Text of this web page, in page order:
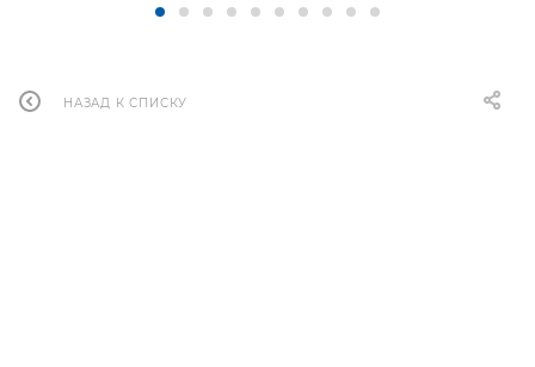
НАЗАД К СПИСКУ